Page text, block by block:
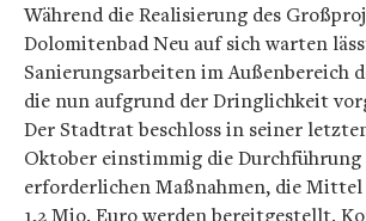
Während die Realisierung des
Dolomitenbad Neu auf sich warten
Sanierungsarbeiten im Außenbereich
die nun aufgrund der Dringlichkeit
Der Stadtrat beschloss in seiner
Oktober einstimmig die Durchführung
erforderlichen Maßnahmen, die
1,2 Mio. Euro werden bereitgestellt.